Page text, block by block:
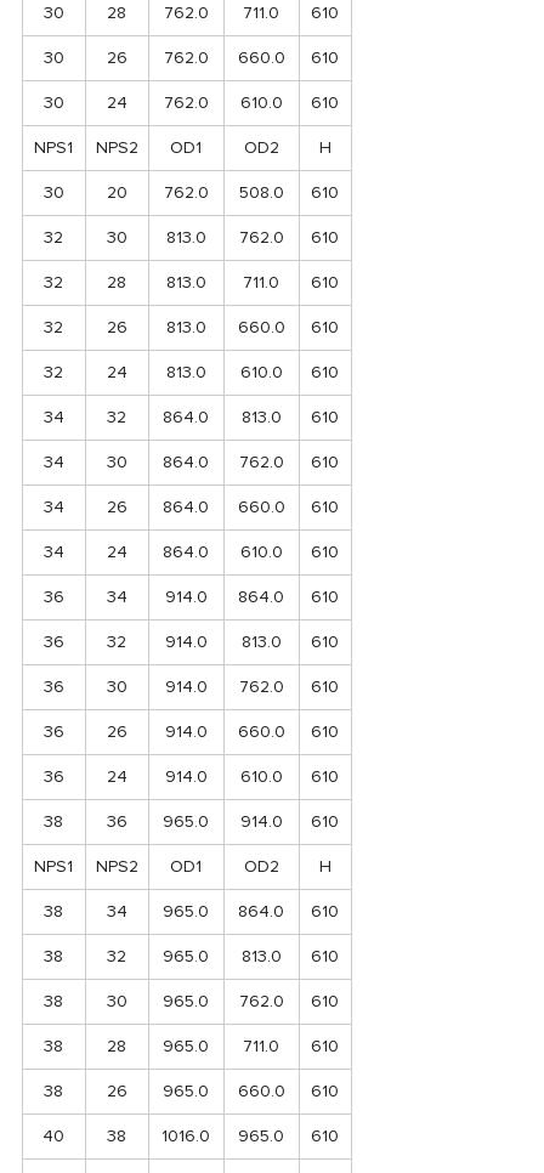
30 28 762.0 711.0 610
30 26 762.0 660.0 610
30 24 762.0 610.0 610
NPS1 NPS2 OD1 OD2 H
30 20 762.0 508.0 610
32 30 813.0 762.0 610
32 28 813.0 711.0 610
32 26 813.0 660.0 610
32 24 813.0 610.0 610
34 32 864.0 813.0 610
34 30 864.0 762.0 610
34 26 864.0 660.0 610
34 24 864.0 610.0 610
36 34 914.0 864.0 610
36 32 914.0 813.0 610
36 30 914.0 762.0 610
36 26 914.0 660.0 610
36 24 914.0 610.0 610
38 36 965.0 914.0 610
NPS1 NPS2 OD1 OD2 H
38 34 965.0 864.0 610
38 32 965.0 813.0 610
38 30 965.0 762.0 610
38 28 965.0 711.0 610
38 26 965.0 660.0 610
40 38 1016.0 965.0 610